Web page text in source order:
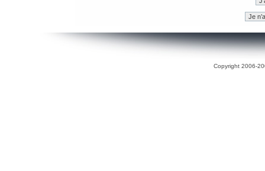
Copyright 2006-